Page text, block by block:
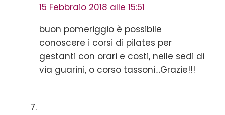
15 Febbraio 2018 alle 15:51
buon pomeriggio è possibile
conoscere i corsi di pilates per
gestanti con orari e costi, nelle sedi di
via guarini, o corso tassoni…Grazie!!!